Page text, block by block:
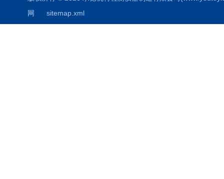
网
sitemap.xml